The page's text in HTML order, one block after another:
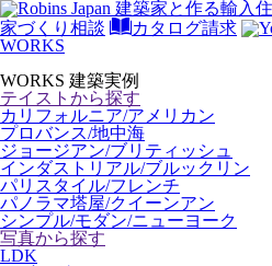
家づくり相談
カタログ請求
WORKS
WORKS 建築実例
テイストから探す
カリフォルニア/アメリカン
プロバンス/地中海
ジョージアン/ブリティッシュ
インダストリアル/ブルックリン
パリスタイル/フレンチ
パノラマ塔屋/クイーンアン
シンプル/モダン/ニューヨーク
写真から探す
LDK